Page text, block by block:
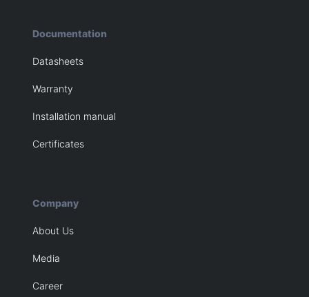
Documentation
Datasheets
Warranty
Installation manual
Certificates
Company
About Us
Media
Career